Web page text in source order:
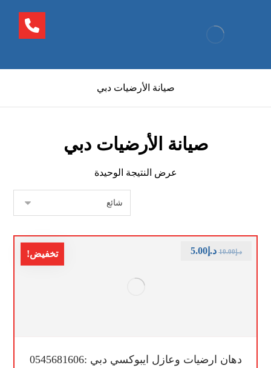
صيانة الأرضيات دبي
صيانة الأرضيات دبي
عرض النتيجة الوحيدة
تخفيض!
دهان ارضيات وعازل ايبوكسي دبي :0545681606
د.إ10.00 د.إ5.00